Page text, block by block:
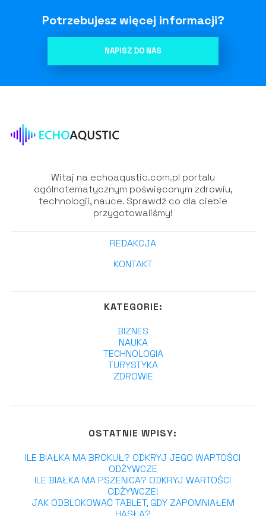
Potrzebujesz więcej informacji?
NAPISZ DO NAS
Witaj na echoaqustic.com.pl portalu
ogólnotematycznym poświęconym zdrowiu,
technologii, nauce. Sprawdź co dla ciebie
przygotowaliśmy!
REDAKCJA
KONTAKT
KATEGORIE:
BIZNES
NAUKA
TECHNOLOGIA
TURYSTYKA
ZDROWIE
OSTATNIE WPISY:
ILE BIAŁKA MA BROKUŁ? ODKRYJ JEGO WARTOŚCI
ODŻYWCZE
ILE BIAŁKA MA PSZENICA? ODKRYJ WARTOŚCI
ODŻYWCZE!
JAK ODBLOKOWAĆ TABLET, GDY ZAPOMNIAŁEM